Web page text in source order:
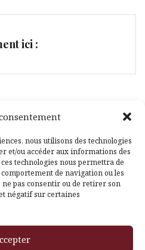
nous utilisons des technologies
et/ou accéder aux informations des
technologies nous permettra de
de navigation ou les
pas consentir ou de retirer son
négatif sur certaines
ici :